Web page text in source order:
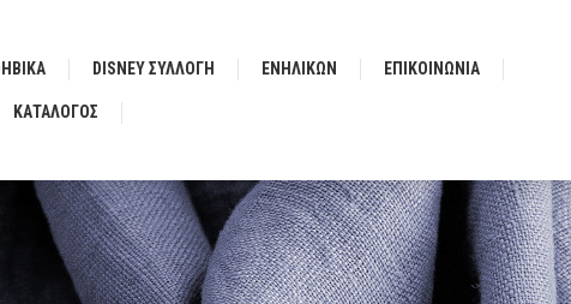
DISNEY ΣΥΛΛΟΓΗ ΕΝΗΛΙΚΩΝ ΕΠΙΚΟΙΝΩΝΊΑ
ΚΑΤΆΛΟΓΟΣ